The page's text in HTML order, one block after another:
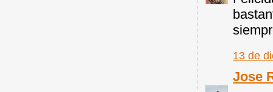
13 de
Jose